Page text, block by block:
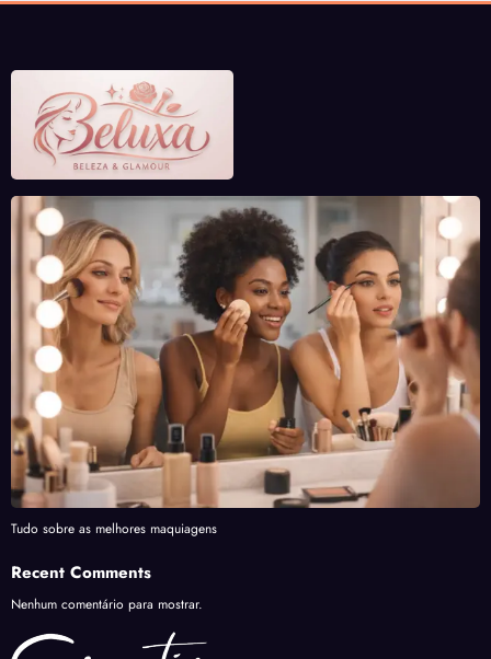
Tudo sobre as melhores maquiagens
Recent Comments
Nenhum comentário para mostrar.